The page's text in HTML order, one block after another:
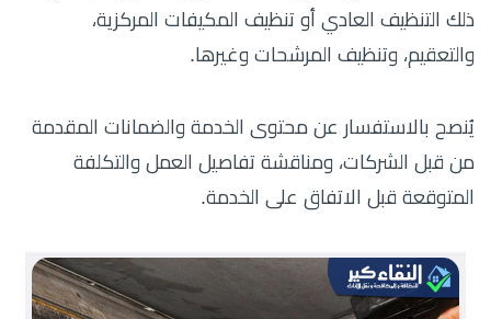
ذلك التنظيف العادي أو تنظيف المكيفات المركزية،
والتعقيم، وتنظيف المرشحات وغيرها.
يُنصح بالاستفسار عن محتوى الخدمة والضمانات المقدمة
من قبل الشركات، ومناقشة تفاصيل العمل والتكلفة
المتوقعة قبل الاتفاق على الخدمة.